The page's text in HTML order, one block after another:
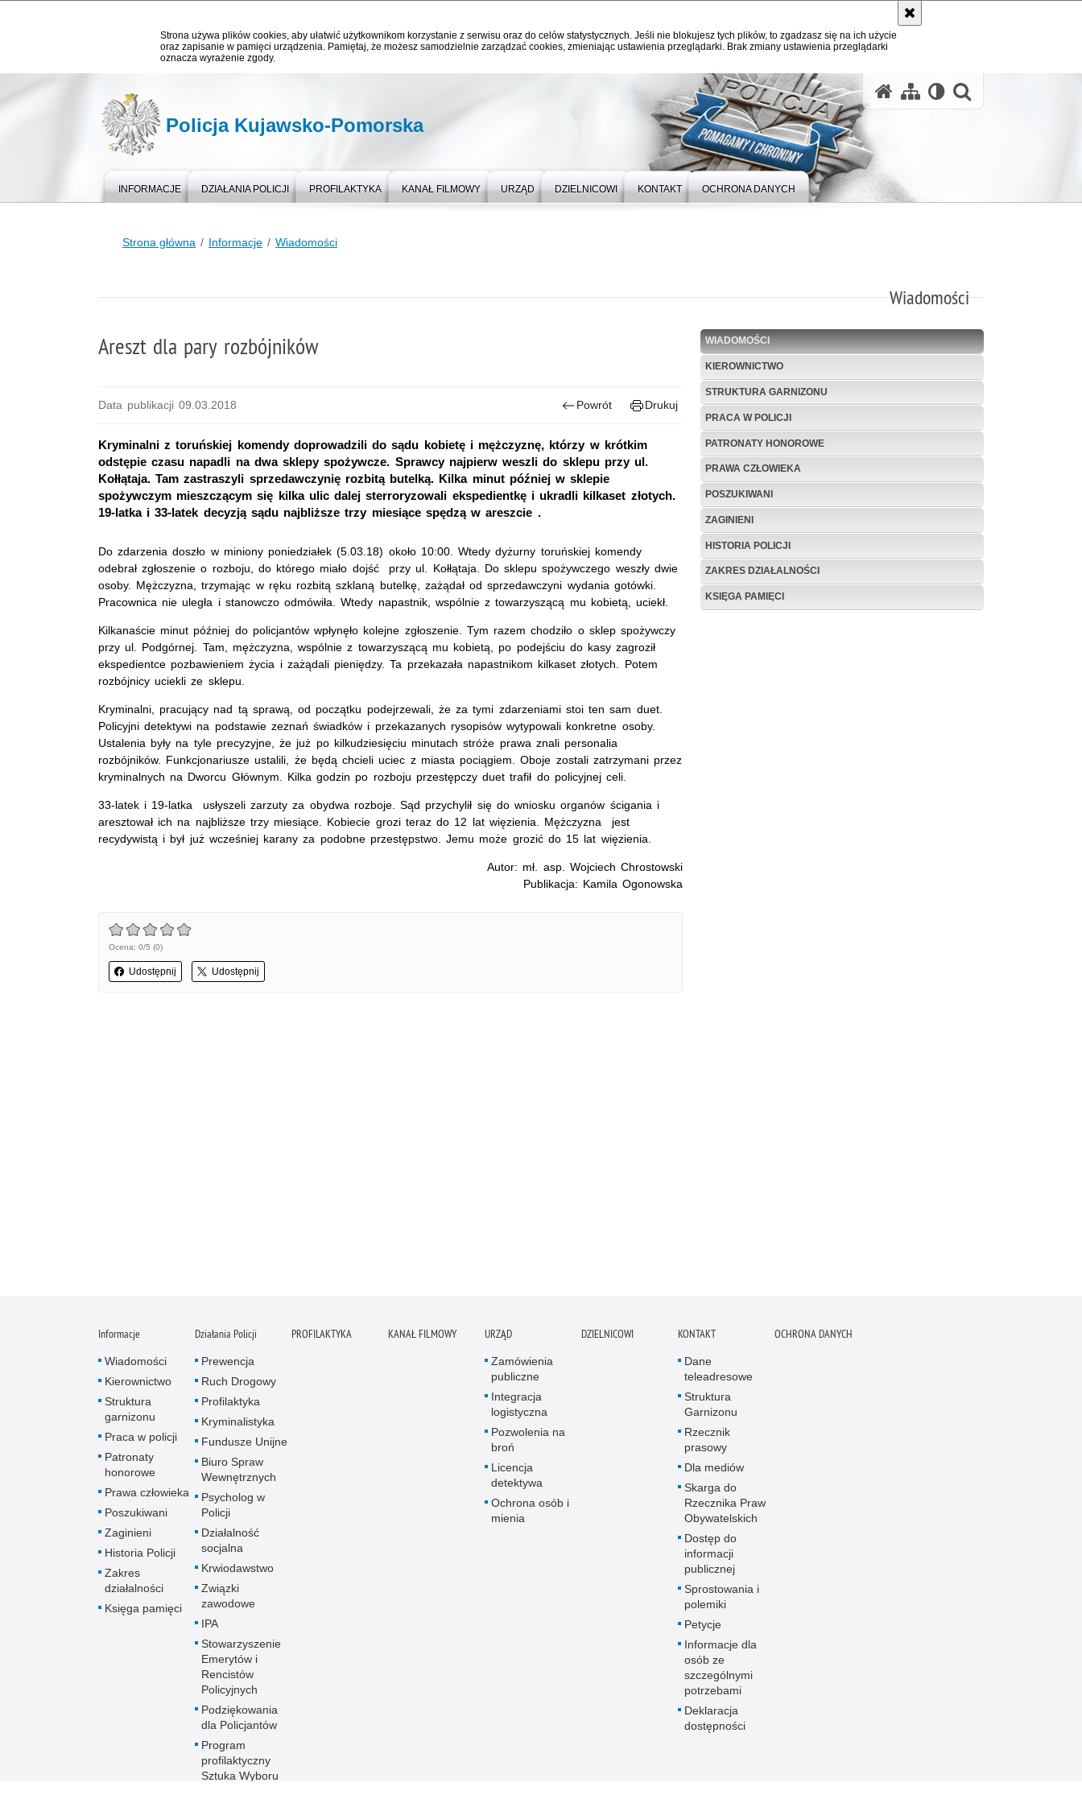
Strona używa plików cookies, aby ułatwić użytkownikom korzystanie z serwisu oraz do celów statystycznych. Jeśli nie blokujesz tych plików, to zgadzasz się na ich użycie
oraz zapisanie w pamięci urządzenia. Pamiętaj, że możesz samodzielnie zarządzać cookies, zmieniając ustawienia przeglądarki. Brak zmiany ustawienia przeglądarki
oznacza wyrażenie zgody.
Policja Kujawsko-Pomorska
INFORMACJE DZIAŁANIA POLICJI PROFILAKTYKA KANAŁ FILMOWY URZĄD DZIELNICOWI KONTAKT OCHRONA DANYCH
Strona główna Informacje Wiadomości
Wiadomości
Areszt dla pary rozbójników
Data publikacji 09.03.2018 Powrót Drukuj
Kryminalni z toruńskiej komendy doprowadzili do sądu kobietę i mężczyznę, którzy w krótkim
odstępie czasu napadli na dwa sklepy spożywcze. Sprawcy najpierw weszli do sklepu przy ul.
Kołłątaja. Tam zastraszyli sprzedawczynię rozbitą butelką. Kilka minut później w sklepie
spożywczym mieszczącym się kilka ulic dalej sterroryzowali ekspedientkę i ukradli kilkaset złotych.
19-latka i 33-latek decyzją sądu najbliższe trzy miesiące spędzą w areszcie .
Do zdarzenia doszło w miniony poniedziałek (5.03.18) około 10:00. Wtedy dyżurny toruńskiej komendy
odebrał zgłoszenie o rozboju, do którego miało dojść przy ul. Kołłątaja. Do sklepu spożywczego weszły dwie
osoby. Mężczyzna, trzymając w ręku rozbitą szklaną butelkę, zażądał od sprzedawczyni wydania gotówki.
Pracownica nie uległa i stanowczo odmówiła. Wtedy napastnik, wspólnie z towarzyszącą mu kobietą, uciekł.
Kilkanaście minut później do policjantów wpłynęło kolejne zgłoszenie. Tym razem chodziło o sklep spożywczy
przy ul. Podgórnej. Tam, mężczyzna, wspólnie z towarzyszącą mu kobietą, po podejściu do kasy zagroził
ekspedientce pozbawieniem życia i zażądali pieniędzy. Ta przekazała napastnikom kilkaset złotych. Potem
rozbójnicy uciekli ze sklepu.
Kryminalni, pracujący nad tą sprawą, od początku podejrzewali, że za tymi zdarzeniami stoi ten sam duet.
Policyjni detektywi na podstawie zeznań świadków i przekazanych rysopisów wytypowali konkretne osoby.
Ustalenia były na tyle precyzyjne, że już po kilkudziesięciu minutach stróże prawa znali personalia
rozbójników. Funkcjonariusze ustalili, że będą chcieli uciec z miasta pociągiem. Oboje zostali zatrzymani przez
kryminalnych na Dworcu Głównym. Kilka godzin po rozboju przestępczy duet trafił do policyjnej celi.
33-latek i 19-latka usłyszeli zarzuty za obydwa rozboje. Sąd przychylił się do wniosku organów ścigania i
aresztował ich na najbliższe trzy miesiące. Kobiecie grozi teraz do 12 lat więzienia. Mężczyzna jest
recydywistą i był już wcześniej karany za podobne przestępstwo. Jemu może grozić do 15 lat więzienia.
Autor: mł. asp. Wojciech Chrostowski
Publikacja: Kamila Ogonowska
Ocena: 0/5 (0)
Udostępnij Udostępnij
WIADOMOŚCI
KIEROWNICTWO
STRUKTURA GARNIZONU
PRACA W POLICJI
PATRONATY HONOROWE
PRAWA CZŁOWIEKA
POSZUKIWANI
ZAGINIENI
HISTORIA POLICJI
ZAKRES DZIAŁALNOŚCI
KSIĘGA PAMIĘCI
Informacje
Wiadomości
Kierownictwo
Struktura
garnizonu
Praca w policji
Patronaty
honorowe
Prawa człowieka
Poszukiwani
Zaginieni
Historia Policji
Zakres
działalności
Księga pamięci
Działania Policji
Prewencja
Ruch Drogowy
Profilaktyka
Kryminalistyka
Fundusze Unijne
Biuro Spraw
Wewnętrznych
Psycholog w
Policji
Działalność
socjalna
Krwiodawstwo
Związki
zawodowe
IPA
Stowarzyszenie
Emerytów i
Rencistów
Policyjnych
Podziękowania
dla Policjantów
Program
profilaktyczny
Sztuka Wyboru
PROFILAKTYKA KANAŁ FILMOWY URZĄD
Zamówienia
publiczne
Integracja
logistyczna
Pozwolenia na
broń
Licencja
detektywa
Ochrona osób i
mienia
DZIELNICOWI KONTAKT
Dane
teleadresowe
Struktura
Garnizonu
Rzecznik
prasowy
Dla mediów
Skarga do
Rzecznika Praw
Obywatelskich
Dostęp do
informacji
publicznej
Sprostowania i
polemiki
Petycje
Informacje dla
osób ze
szczególnymi
potrzebami
Deklaracja
dostępności
OCHRONA DANYCH